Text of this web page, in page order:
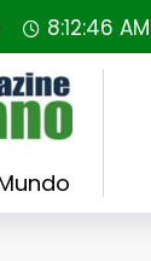
8:12:47 AM